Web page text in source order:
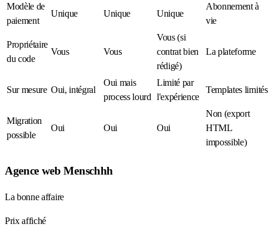
Modèle de
paiement
Unique Unique Unique
Abonnement à
vie
Propriétaire
du code
Vous Vous
Vous (si
contrat bien
rédigé)
La plateforme
Sur mesure Oui, intégral
Oui mais
process lourd
Limité par
l'expérience
Templates limités
Migration
possible
Oui Oui Oui
Non (export
HTML
impossible)
Agence web Menschhh
La bonne affaire
Prix affiché